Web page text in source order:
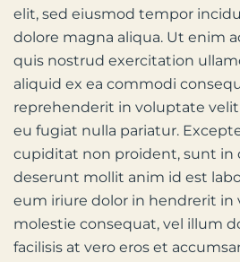
elit, sed eiusmod tempor
dolore magna aliqua. Ut enim
quis nostrud exercitation
aliquid ex ea commodi
reprehenderit in voluptate
eu fugiat nulla pariatur.
cupiditat non proident, sunt in
deserunt mollit anim id est
eum iriure dolor in hendrerit in
molestie consequat, vel illum
facilisis at vero eros et